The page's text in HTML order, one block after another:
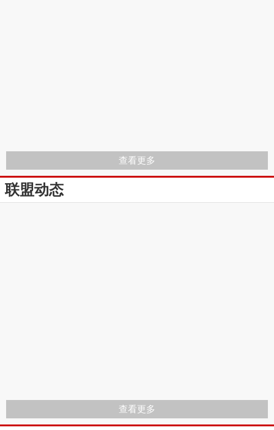
查看更多
联盟动态
查看更多